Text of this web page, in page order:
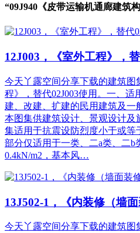
“09J940《皮带运输机通廊建筑
12J003，《室外工程》，
今天丫露空间分享下载的建筑
程》，替代02J003使用。一、
建、改建、扩建的民用建筑及一
本图集供建筑设计、景观设计及
集适用于抗震设防烈度小于或等
部分仅适用于一类、二a类、二
0.4kN/m2，基本风…
13J502-1，《内装修（墙
今天丫露空间分享下载的建筑图